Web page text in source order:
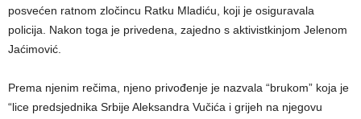
posvećen ratnom zločincu Ratku Mladiću, koji je osiguravala
policija. Nakon toga je privedena, zajedno s aktivistkinjom Jelenom
Jaćimović.
Prema njenim rečima, njeno privođenje je nazvala “brukom” koja je
“lice predsjednika Srbije Aleksandra Vučića i grijeh na njegovu